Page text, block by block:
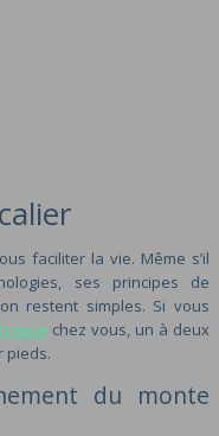
faciliter la vie. Même s’il
ses principes de
restent simples. Si vous
chez vous, un à deux
pieds.
du monte